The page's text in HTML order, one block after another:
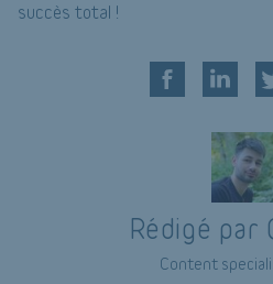
succès total !
Rédigé par
Content